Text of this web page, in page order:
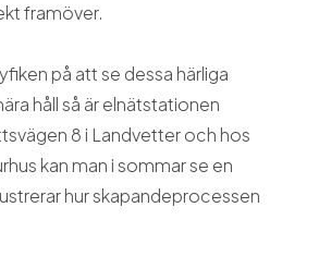
framöver.
på att se dessa härliga
håll så är elnätstationen
8 i Landvetter och hos
kan man i sommar se en
hur skapandeprocessen